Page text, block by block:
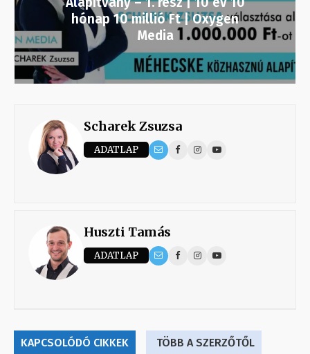
hónap 10 millió Ft | Oxygen
Media
Scharek Zsuzsa
ADATLAP
Huszti Tamás
ADATLAP
KAPCSOLÓDÓ CIKKEK TÖBB A SZERZŐTŐL